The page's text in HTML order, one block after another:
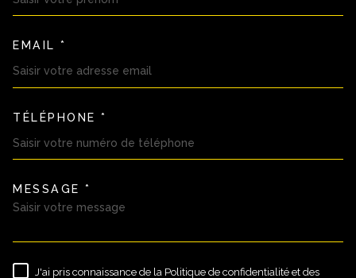
EMAIL *
TÉLÉPHONE *
MESSAGE *
J'ai pris connaissance de la Politique de confidentialité et des